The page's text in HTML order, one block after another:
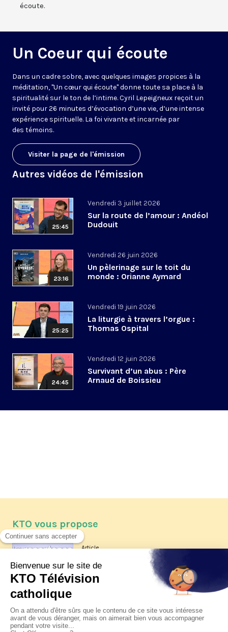
écoute.
Un Coeur qui écoute
Dans un cadre sobre, avec quelques images propices à la
méditation, "Un cœur qui écoute" donne toute sa place à la
spiritualité sur le ton de l’intime. Cyril Lepeigneux reçoit un
invité pour 26 minutes d’évocation d’une vie, d’une intense
expérience spirituelle. La foi vivante et incarnée par
des témoins.
Visiter la page de l'émission
Autres vidéos de l'émission
25:45
Vendredi 3 juillet 2026
Sur la route de l’amour : Andéol
Dudouit
23:16
Vendredi 26 juin 2026
Un pèlerinage sur le toit du
monde : Orianne Aymard
25:25
Vendredi 19 juin 2026
La liturgie à travers l’orgue :
Thomas Ospital
24:45
Vendredi 12 juin 2026
Survivant d’un abus : Père
Arnaud de Boissieu
KTO vous propose
Article
Les reportages d'été 2026 de KTO
La visite pastorale du pape Léon
XIV à Assise à suivre sur KTO le
jeudi 6 août